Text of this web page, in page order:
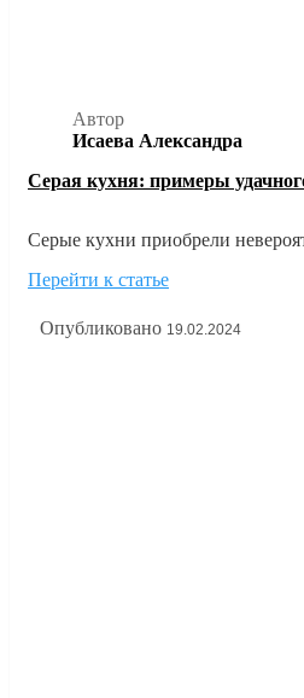
Автор
Исаева Александра
Серая кухня: примеры
Серые кухни приобрели
дизайнеров, их научились
Перейти к статье
Опубликовано 19.02.2024